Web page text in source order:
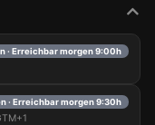
· Erreichbar morgen 9:00h
· Erreichbar morgen 9:30h